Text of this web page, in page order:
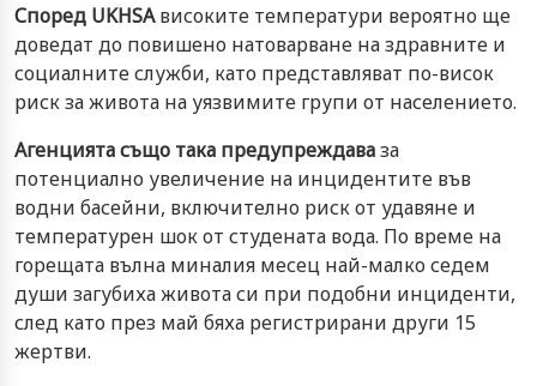
Според UKHSAвисоките температури вероятно ще
доведат до повишено натоварване на здравните и
социалните служби, като представляват по-висок
риск за живота на уязвимите групи от населението.
Агенцията също така предупреждаваза
потенциално увеличение на инцидентите във
водни басейни, включително риск от удавяне и
температурен шок от студената вода. По време на
горещата вълна миналия месец най-малко седем
души загубиха живота си при подобни инциденти,
след като през май бяха регистрирани други 15
жертви.